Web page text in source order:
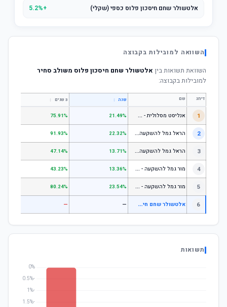
אלטשולר שחם חיסכון פלוס כספי (שקלי) +5.2%
השוואה למובילות בקבוצה
השוואת תשואות בין אלטשולר שחם חיסכון פלוס משולב סחיר
למובילות בקבוצה:
דירוג שם שנה ↕ 3 שנים ↕
1 א
נליסט מסלולית - קופת גמל להשקעה מניות 21.49%
75.91%
2 ה
ראל גמל להשקעה מניות 22.32%
91.93%
3 ה
ראל גמל להשקעה כללי 13.71%
47.14%
4 מ
ור גמל להשקעה - כללי 13.36%
43.23%
5 מ
ור גמל להשקעה - מניות 23.54%
80.24%
6 א
לטשולר שחם חיסכון פלוס משולב סחיר —
—
תשואות